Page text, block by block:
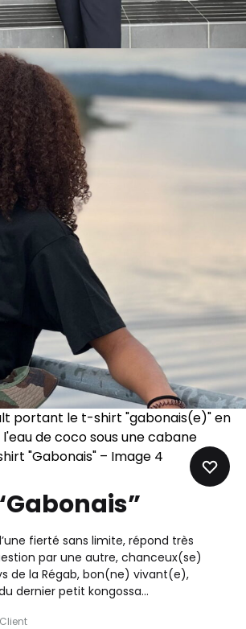
fierté sans limite, répond très
par une autre, chanceux(se)
de la Régab, bon(ne) vivant(e),
dernier petit kongossa…